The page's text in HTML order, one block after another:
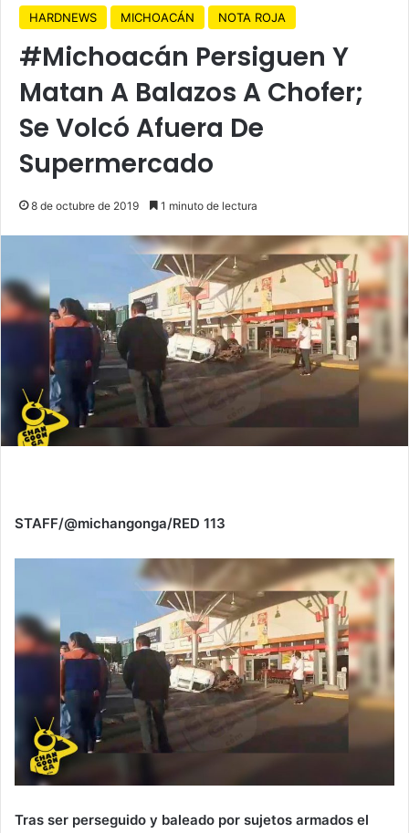
HARDNEWS MICHOACÁN NOTA ROJA
#Michoacán Persiguen Y
Matan A Balazos A Chofer;
Se Volcó Afuera De
Supermercado
8 de octubre de 2019 1 minuto de lectura
STAFF/@michangonga/RED 113
Tras ser perseguido y baleado por sujetos armados el